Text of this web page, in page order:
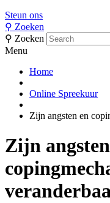
Steun ons
⚲ Zoeken
⚲ Zoeken
Menu
Home
Online Spreekuur
Zijn angsten en
Zijn